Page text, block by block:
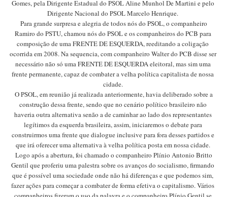
Gomes, pela Dirigente Estadual do PSOL Aline Munhol De Martini e pelo
Dirigente Nacional do PSOL Marcelo Henrique.
Para grande surpresa e alegria de todos nós do PSOL, o companheiro
Ramiro do PSTU, chamou nós do PSOL e os companheiros do PCB para
composição de uma FRENTE DE ESQUERDA, reeditando a coligação
ocorrida em 2008. Na sequencia, com companheiro Walter do PCB disse ser
necessário não só uma FRENTE DE ESQUERDA eleitoral, mas sim uma
frente permanente, capaz de combater a velha política capitalista de nossa
cidade.
O PSOL, em reunião já realizada anteriormente, havia deliberado sobre a
construção dessa frente, sendo que no cenário político brasileiro não
haveria outra alternativa senão a de caminhar ao lado dos representantes
legítimos da esquerda brasileira, assim, iniciaremos o debate para
construirmos uma frente que dialogue inclusive para fora desses partidos e
que irá oferecer uma alternativa à velha política posta em nossa cidade.
Logo após a abertura, foi chamado o companheiro Plínio Antonio Britto
Gentil que proferiu uma palestra sobre os avanços do socialismo, firmando
que é possível uma sociedade onde não há diferenças e que podemos sim,
fazer ações para começar a combater de forma efetiva o capitalismo. Vários